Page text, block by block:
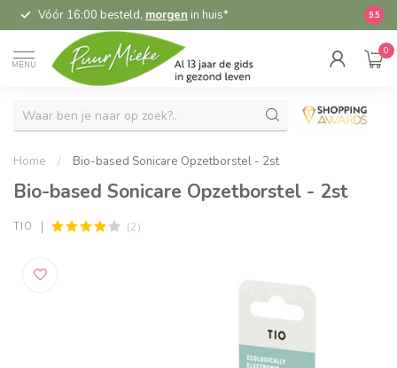
Vóór 16:00 besteld, morgen in huis* 9.5
MENU
0
Home / Bio-based Sonicare Opzetborstel - 2st
Bio-based Sonicare Opzetborstel - 2st
TIO (2)